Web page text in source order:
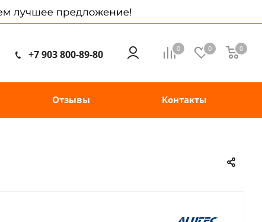
0 0 0
+7 903 800-89-80
Отзывы Контакты